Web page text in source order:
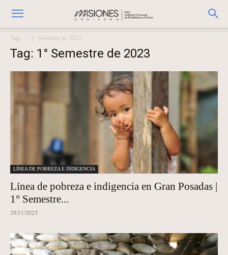
Tags 1° Semestre de 2023
Tag: 1° Semestre de 2023
LÍNEA DE POBREZA E INDIGENCIA
Línea de pobreza e indigencia en Gran Posadas |
1° Semestre...
29/11/2023